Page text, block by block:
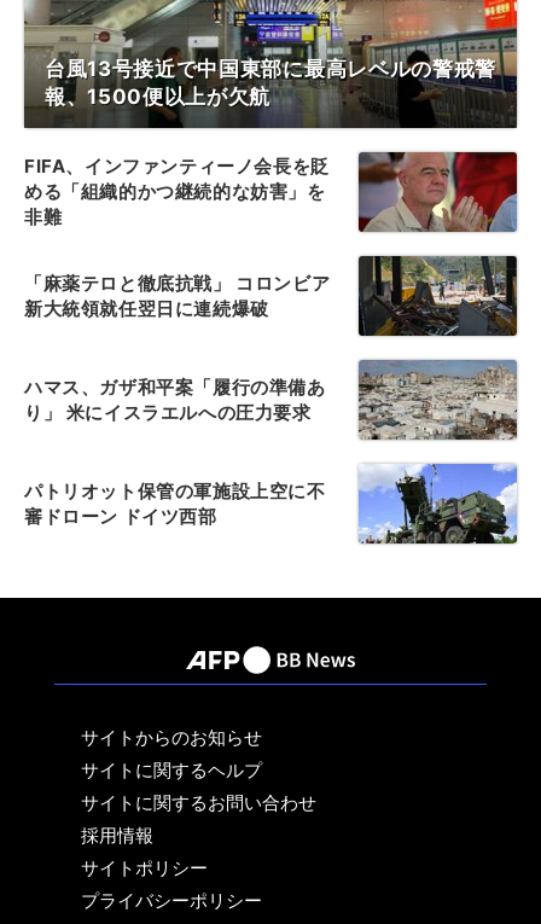
台風13号接近で中国東部に最高レベルの警戒警
報、1500便以上が欠航
FIFA、インファンティーノ会長を貶
める「組織的かつ継続的な妨害」を
非難
「麻薬テロと徹底抗戦」 コロンビア
新大統領就任翌日に連続爆破
ハマス、ガザ和平案「履行の準備あ
り」 米にイスラエルへの圧力要求
パトリオット保管の軍施設上空に不
審ドローン ドイツ西部
サイトからのお知らせ
サイトに関するヘルプ
サイトに関するお問い合わせ
採用情報
サイトポリシー
プライバシーポリシー